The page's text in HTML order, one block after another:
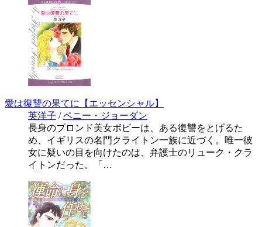
愛は復讐の果てに【エッセンシャル】
英洋子 /ペニー・ジョーダン
長身のブロンド美女ボビーは、ある復讐をとげるた
め、イギリスの名門クライトン一族に近づく。唯一彼
女に疑いの目を向けたのは、弁護士のリューク・クラ
イトンだった。「…